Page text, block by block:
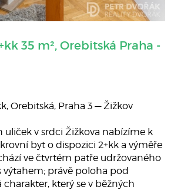
35 m², Orebitská Praha -
Orebitská, Praha 3 — Žižkov
uliček v srdci Žižkova nabízíme k
byt o dispozici 2+kk a výměře
ve čtvrtém patře udržovaného
právě poloha pod
který se v běžných